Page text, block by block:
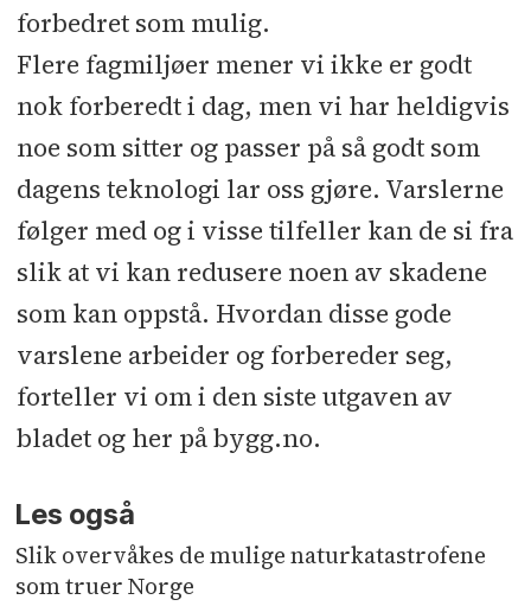
forbedret som mulig.
Flere fagmiljøer mener vi ikke er godt
nok forberedt i dag, men vi har heldigvis
noe som sitter og passer på så godt som
dagens teknologi lar oss gjøre. Varslerne
følger med og i visse tilfeller kan de si fra
slik at vi kan redusere noen av skadene
som kan oppstå. Hvordan disse gode
varslene arbeider og forbereder seg,
forteller vi om i den siste utgaven av
bladet og her på bygg.no.
Les også
Slik overvåkes de mulige naturkatastrofene
som truer Norge